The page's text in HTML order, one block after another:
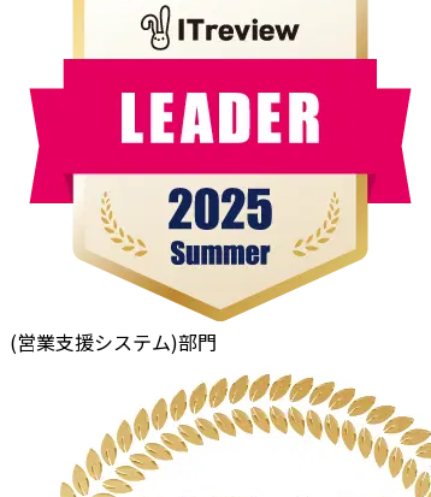
(営業支援システム)部門